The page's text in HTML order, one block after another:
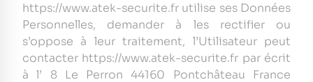
https://www.atek-securite.fr utilise ses Données
Personnelles, demander à les rectifier ou
s’oppose à leur traitement, l’Utilisateur peut
contacter https://www.atek-securite.fr par écrit
à l’ 8 Le Perron 44160 Pontchâteau France